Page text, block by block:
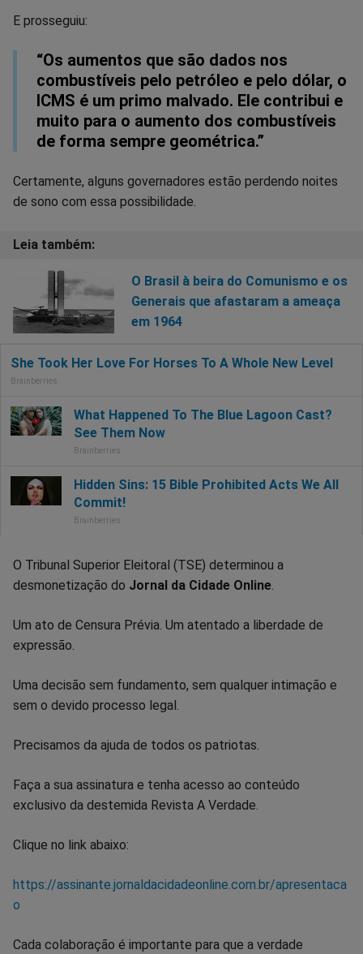
E prosseguiu:
“Os aumentos que são dados nos
combustíveis pelo petróleo e pelo dólar, o
ICMS é um primo malvado. Ele contribui e
muito para o aumento dos combustíveis
de forma sempre geométrica.”
Certamente, alguns governadores estão perdendo noites
de sono com essa possibilidade.
O Brasil à beira do Comunismo e os
Generais que afastaram a ameaça
em 1964
O Tribunal Superior Eleitoral (TSE) determinou a
desmonetização do Jornal da Cidade Online.
Um ato de Censura Prévia. Um atentado a liberdade de
expressão.
Uma decisão sem fundamento, sem qualquer intimação e
sem o devido processo legal.
Precisamos da ajuda de todos os patriotas.
Faça a sua assinatura e tenha acesso ao conteúdo
exclusivo da destemida Revista A Verdade.
Clique no link abaixo:
https://assinante.jornaldacidadeonline.com.br/apresentaca
o
Cada colaboração é importante para que a verdade